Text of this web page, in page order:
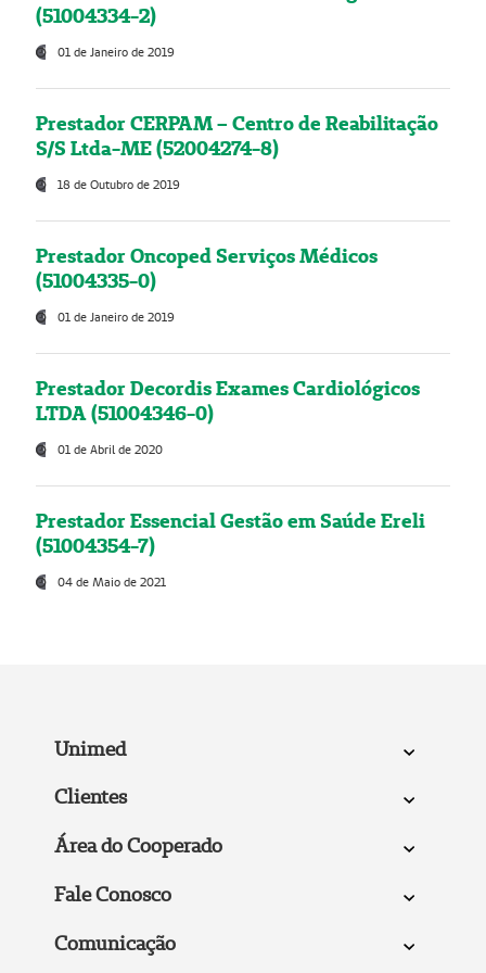
(51004334-2)
01 de Janeiro de 2019
Prestador CERPAM – Centro de Reabilitação
S/S Ltda-ME (52004274-8)
18 de Outubro de 2019
Prestador Oncoped Serviços Médicos
(51004335-0)
01 de Janeiro de 2019
Prestador Decordis Exames Cardiológicos
LTDA (51004346-0)
01 de Abril de 2020
Prestador Essencial Gestão em Saúde Ereli
(51004354-7)
04 de Maio de 2021
Unimed
Clientes
Área do Cooperado
Fale Conosco
Comunicação